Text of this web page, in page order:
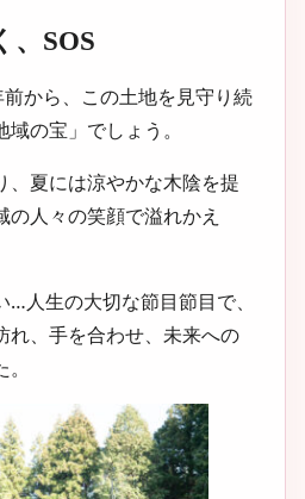
、SOS
から、この土地を見守り続
の宝」でしょう。
、夏には涼やかな木陰を提
人々の笑顔で溢れかえ
人生の大切な節目節目で、
れ、手を合わせ、未来への